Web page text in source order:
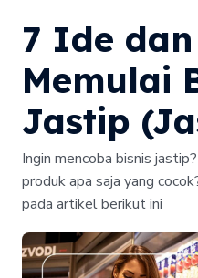
7 Ide
Memulai
Jastip
Ingin mencoba bisnis
produk apa saja yang
pada artikel berikut ini